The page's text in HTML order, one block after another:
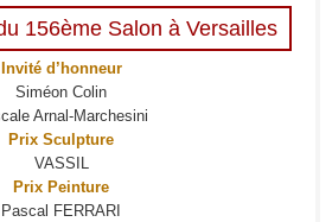
156ème Salon à Versailles
Invité d’honneur
Siméon Colin
Arnal-Marchesini
Prix Sculpture
VASSIL
Prix Peinture
Pascal FERRARI